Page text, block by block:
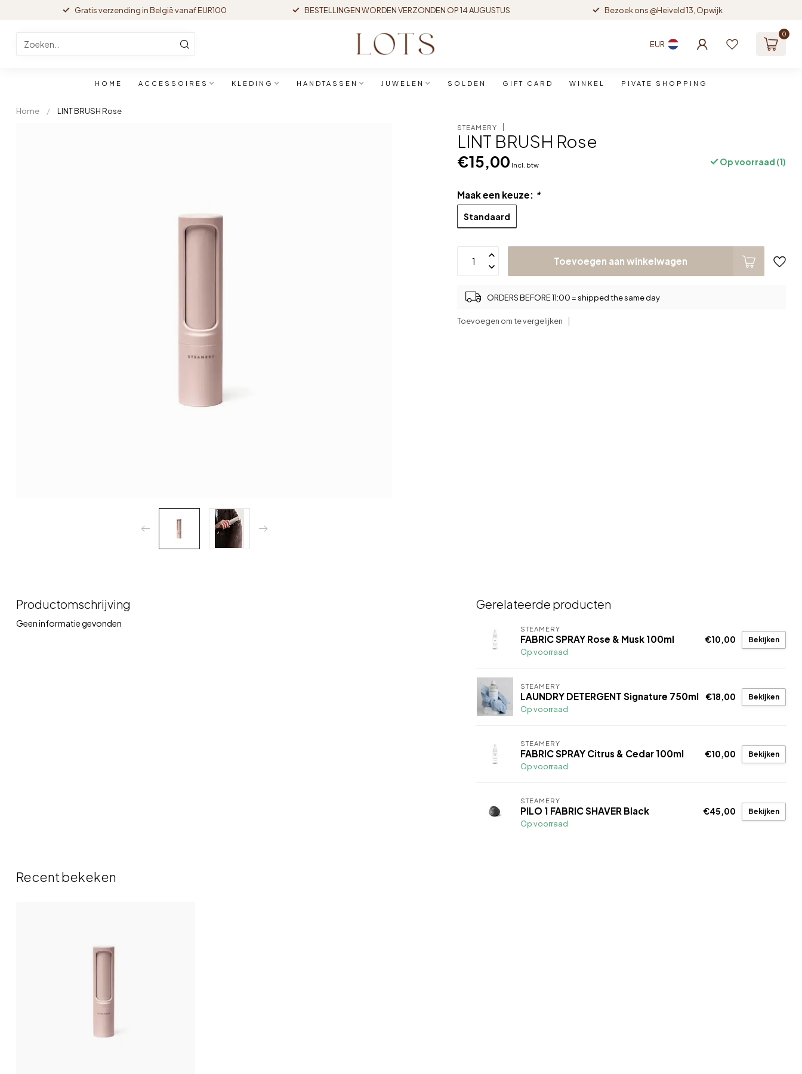
Gratis verzending in België vanaf EUR100 BESTELLINGEN WORDEN VERZONDEN OP 14 AUGUSTUS Bezoek ons @Heiveld 13, Opwijk
EUR
0
HOME ACCESSOIRES KLEDING HANDTASSEN JUWELEN SOLDEN GIFT CARD WINKEL PIVATE SHOPPING
Home / LINT BRUSH Rose
STEAMERY
LINT BRUSH Rose
€15,00 Incl. btw Op voorraad (1)
Maak een keuze: *
Standaard
Toevoegen aan winkelwagen
ORDERS BEFORE 11:00 = shipped the same day
Toevoegen om te vergelijken
Productomschrijving
Geen informatie gevonden
Gerelateerde producten
STEAMERY
FABRIC SPRAY Rose & Musk 100ml
Op voorraad
€10,00 Bekijken
STEAMERY
LAUNDRY DETERGENT Signature 750ml
Op voorraad
€18,00 Bekijken
STEAMERY
FABRIC SPRAY Citrus & Cedar 100ml
Op voorraad
€10,00 Bekijken
STEAMERY
PILO 1 FABRIC SHAVER Black
Op voorraad
€45,00 Bekijken
Recent bekeken